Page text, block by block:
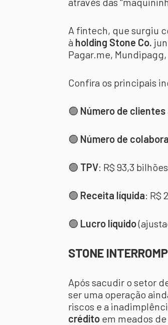
A fintech, que surgiu
à holding Stone Co.
Pagar.me,
Confira os principais
🟢 Número de
🟢 Número de
🟢 TPV: R$ 93,3
🟢 Receita líquida: R$
🟢 Lucro líquido
STONE
Após sacudir o setor
ser uma operação
riscos e a
crédito em meados de